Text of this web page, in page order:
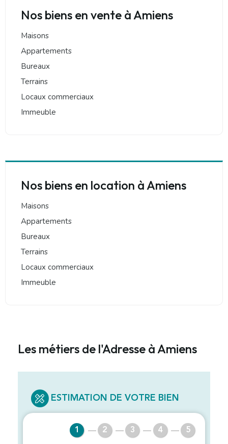
un logement correspondant à nos
simples, rapides et transparentes, ce
qui nous a permis d'aborder cette
étape importante avec sérénité. Nous
recommandons cette agence sans
hésitation à toute personne à la
recherche d'un bien. Un grand merci
Nos biens en vente à Amiens
Maisons
Appartements
Bureaux
Terrains
Locaux commerciaux
Immeuble
Nos biens en location à Amiens
Maisons
Appartements
Bureaux
Terrains
Locaux commerciaux
Immeuble
Les métiers de l'Adresse à Amiens